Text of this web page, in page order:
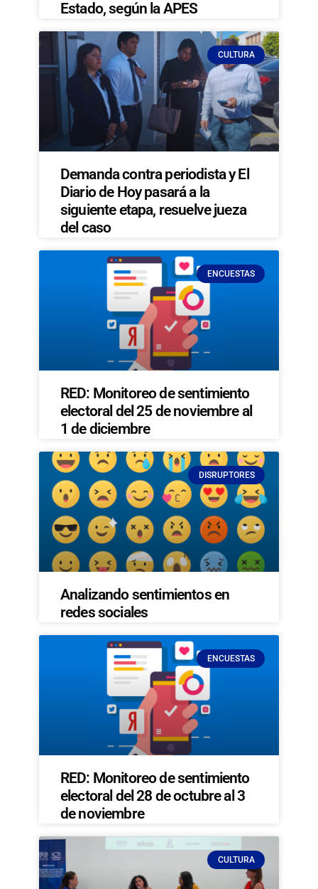
Estado, según la APES
CULTURA
Demanda contra periodista y El
Diario de Hoy pasará a la
siguiente etapa, resuelve jueza
del caso
ENCUESTAS
RED: Monitoreo de sentimiento
electoral del 25 de noviembre al
1 de diciembre
DISRUPTORES
Analizando sentimientos en
redes sociales
ENCUESTAS
RED: Monitoreo de sentimiento
electoral del 28 de octubre al 3
de noviembre
CULTURA